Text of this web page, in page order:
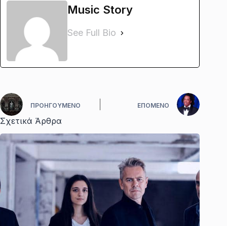
Music Story
See Full Bio
ΠΡΟΗΓΟΎΜΕΝΟ ΕΠΌΜΕΝΟ
Σχετικά Άρθρα